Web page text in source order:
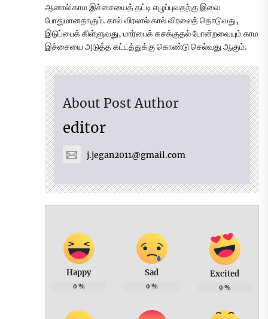
ஆனால் காம இச்சையைத் தட்டி எழுப்புவதற்கு இவை
போதுமானதாகும். கால் விரலால் கால் விரலைத் தொடுவது,
இடுப்பைக் கிள்ளுவது, மார்பைக் கசக்குதல் போன்றவையும் காம
இச்சையை அடுத்த கட்டத்துக்கு கொண்டு செல்வது ஆகும்.
About Post Author
editor
j.jegan2011@gmail.com
Happy
0 %
Sad
0 %
Excited
0 %